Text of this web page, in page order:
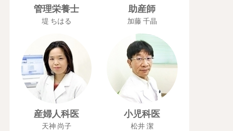
管理栄養士
堤 ちはる
助産師
加藤 千晶
産婦人科医
天神 尚子
小児科医
松井 潔